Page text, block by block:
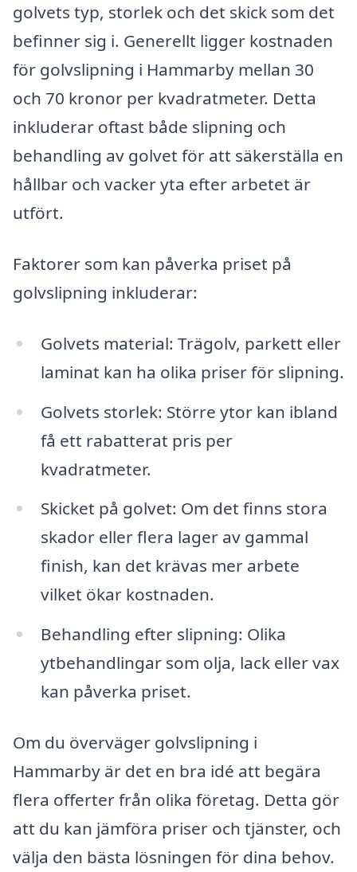
golvets typ, storlek och det skick som det
befinner sig i. Generellt ligger kostnaden
för golvslipning i Hammarby mellan 30
och 70 kronor per kvadratmeter. Detta
inkluderar oftast både slipning och
behandling av golvet för att säkerställa en
hållbar och vacker yta efter arbetet är
utfört.
Faktorer som kan påverka priset på
golvslipning inkluderar:
Golvets material: Trägolv, parkett eller
laminat kan ha olika priser för slipning.
Golvets storlek: Större ytor kan ibland
få ett rabatterat pris per
kvadratmeter.
Skicket på golvet: Om det finns stora
skador eller flera lager av gammal
finish, kan det krävas mer arbete
vilket ökar kostnaden.
Behandling efter slipning: Olika
ytbehandlingar som olja, lack eller vax
kan påverka priset.
Om du överväger golvslipning i
Hammarby är det en bra idé att begära
flera offerter från olika företag. Detta gör
att du kan jämföra priser och tjänster, och
välja den bästa lösningen för dina behov.